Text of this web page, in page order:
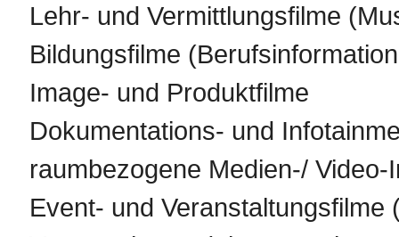
Lehr- und Vermittlungsfilme
Bildungsfilme
Image- und Produktfilme
Dokumentations- und
raumbezogene Medien-/ Video-
Event- und Veranstaltungsfilme